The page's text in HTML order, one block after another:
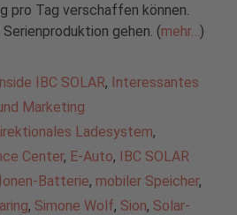
pro Tag verschaffen können.
Serienproduktion gehen. (mehr…)
Inside IBC SOLAR, Interessantes
Marketing
Ladesystem,
Center, E-Auto,
IBC SOLAR
Batterie, mobiler Speicher,
, Simone Wolf, Sion, Solar-